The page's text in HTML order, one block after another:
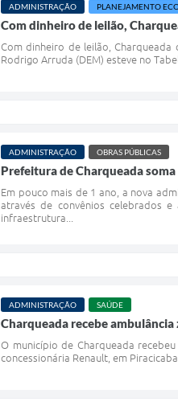
ADMINISTRAÇÃO PLANEJAMENTO
Com dinheiro de leilão,
Com dinheiro de leilão,
Rodrigo Arruda (DEM) esteve no
ADMINISTRAÇÃO OBRAS PÚBLICAS
Prefeitura de Charqueada
Em pouco mais de 1 ano, a nova
através de convênios celebrados
infraestrutura...
ADMINISTRAÇÃO SAÚDE
Charqueada recebe
O município de Charqueada
concessionária Renault, em